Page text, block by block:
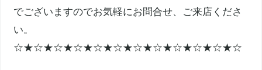
でございますのでお気軽にお問合せ、ご来店くださ
い。
☆★☆★☆★☆★☆★☆★☆★☆★☆★☆★☆★☆